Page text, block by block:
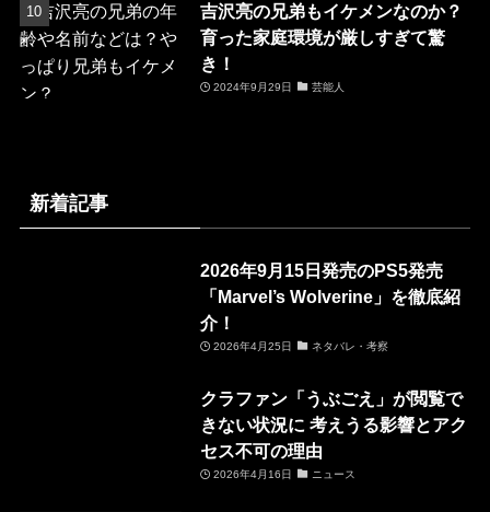
吉沢亮の兄弟もイケメンなのか？
育った家庭環境が厳しすぎて驚
き！
2024年9月29日 芸能人
新着記事
2026年9月15日発売のPS5発売
「Marvel’s Wolverine」を徹底紹
介！
2026年4月25日 ネタバレ・考察
クラファン「うぶごえ」が閲覧で
きない状況に 考えうる影響とアク
セス不可の理由
2026年4月16日 ニュース